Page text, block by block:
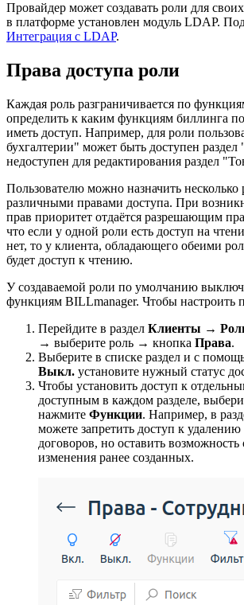
Провайдер может создавать роли для
в платформе установлен модуль LDAP.
Интеграция с LDAP.
Права доступа роли
Каждая роль разграничивается по
определить к каким функциям биллинга
иметь доступ. Например, для роли
бухгалтерии" может быть доступен
недоступен для редактирования раздел
Пользователю можно назначить несколько
различными правами доступа. При
прав приоритет отдаётся разрешающим
что если у одной роли есть доступ на
нет, то у клиента, обладающего обеими
будет доступ к чтению.
У создаваемой роли по умолчанию
функциям BILLmanager. Чтобы настроить
Перейдите в раздел Клиенты →
→ выберите роль → кнопка Права.
Выберите в списке раздел и с
Выкл. установите нужный статус
Чтобы установить доступ к
доступным в каждом разделе,
нажмите Функции. Например, в
можете запретить доступ к
договоров, но оставить
изменения ранее созданных.